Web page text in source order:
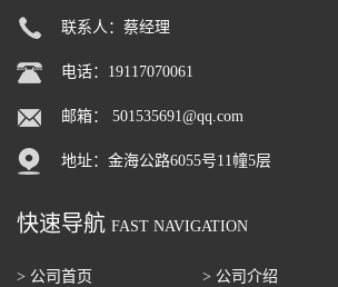
联系人：蔡经理
电话：19117070061
邮箱： 501535691@qq.com
地址：金海公路6055号11幢5层
快速导航 FAST NAVIGATION
> 公司首页
> 公司介绍